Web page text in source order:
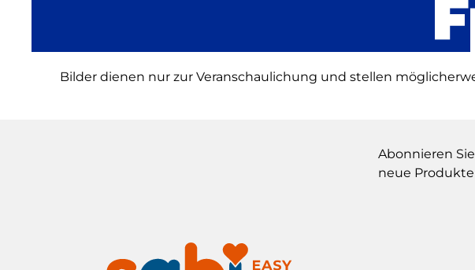
Bilder dienen nur zur Veranschaulichung und stellen
Abonnieren
neue